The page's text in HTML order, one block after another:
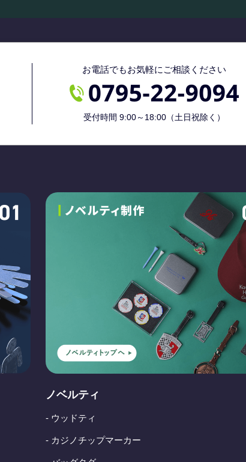
お電話でもお気軽にご相談ください
受付時間 9:00～18:00（土日祝除く）
ノベルティ
- ウッドティ
- カジノチップマーカー